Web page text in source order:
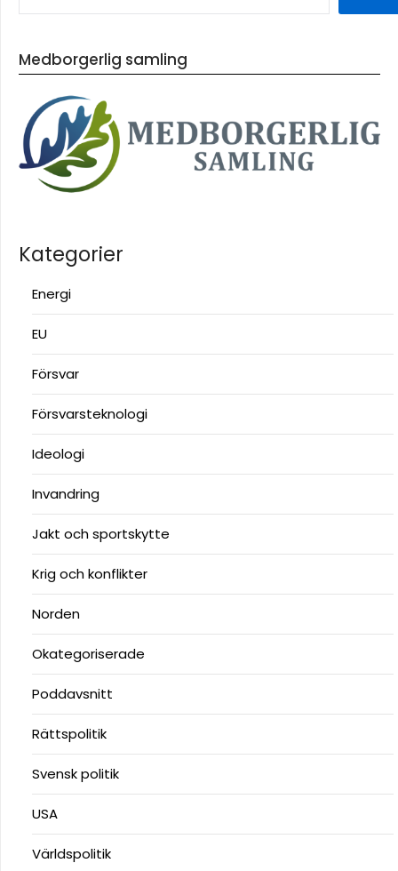
Medborgerlig samling
Kategorier
Energi
EU
Försvar
Försvarsteknologi
Ideologi
Invandring
Jakt och sportskytte
Krig och konflikter
Norden
Okategoriserade
Poddavsnitt
Rättspolitik
Svensk politik
USA
Världspolitik